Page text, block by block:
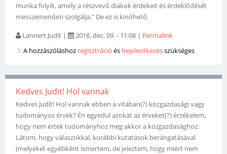
munka folyik, amely a részvevő diákok érdekeit és érdeklődését
messzemenően szolgálja." De ez is kinőhető.
Lannert Judit | 2016. dec. 09. - 11:08 | Permalink
A hozzászóláshoz regisztráció és bejelentkezésszükséges
Kedves Judit! Hol vannak
Kedves Judit! Hol vannak ebben a vitában(?) közgazdasági vagy
tudományos érvek? Én egyedül azokat az érveket(?) érzékelem,
hogy nem értek tudományhoz meg akkor a közgazdasághoz.
Látom, hogy válaszokkal, korábbi kutatások berángatásával
(melyeket egyébként ismertem, de jeleztem, hogy miért nem